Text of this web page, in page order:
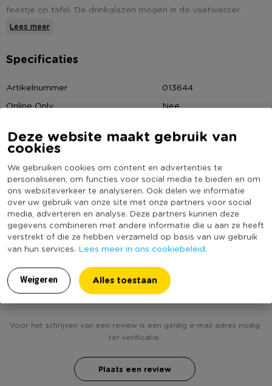
Deze website maakt gebruik van
cookies
We gebruiken cookies om content en advertenties te
personaliseren, om functies voor social media te bieden en om
ons websiteverkeer te analyseren. Ook delen we informatie
over uw gebruik van onze site met onze partners voor social
media, adverteren en analyse. Deze partners kunnen deze
gegevens combineren met andere informatie die u aan ze heeft
verstrekt of die ze hebben verzameld op basis van uw gebruik
van hun services. Lees meer in ons cookiebeleid.
Weigeren Alles toestaan
feestje op tafel. De drinkglazen mogen in de vaatwasser.
Bekijk ook alle andere vrolijke producten uit deze koala serie.
* Luminarc
* Inhoud: 30 cl
Lees meer
Specificaties
Artikelnummer
013644
Online Only
Nee
Kleur
Multikleur
Merk
Luminarc
Stapelbaar
Nee
Duurzaamheidsscore
(Nog) geen score
bekend
Heb jij Glas koala - 30 cl? Schrijf een review!
Voor het schrijven van een review is een geldig e-mail adres nodig
ter verificatie.
Plaats een review